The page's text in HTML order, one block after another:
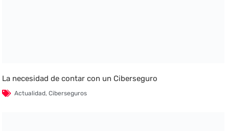
La necesidad de contar con un Ciberseguro
Actualidad,Ciberseguros